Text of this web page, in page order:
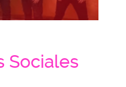
Sociales